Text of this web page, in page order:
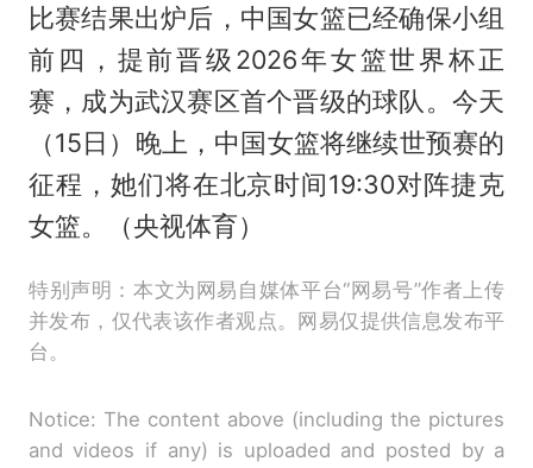
比赛结果出炉后， 中国女篮已经确保小组
前四，提前晋级2026年女篮世界杯正
赛，成为武汉赛区首个晋级的球队。今天
（15日）晚上，中国女篮将继续世预赛的
征程，她们将在北京时间19:30对阵捷克
女篮。（央视体育）
特别声明：本文为网易自媒体平台“网易号”作者上传
并发布，仅代表该作者观点。网易仅提供信息发布平
台。
Notice: The content above (including the pictures
and videos if any) is uploaded and posted by a